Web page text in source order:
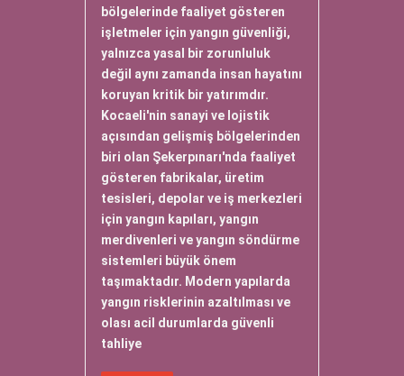
bölgelerinde faaliyet gösteren
işletmeler için yangın güvenliği,
yalnızca yasal bir zorunluluk
değil aynı zamanda insan hayatını
koruyan kritik bir yatırımdır.
Kocaeli'nin sanayi ve lojistik
açısından gelişmiş bölgelerinden
biri olan Şekerpınarı'nda faaliyet
gösteren fabrikalar, üretim
tesisleri, depolar ve iş merkezleri
için yangın kapıları, yangın
merdivenleri ve yangın söndürme
sistemleri büyük önem
taşımaktadır. Modern yapılarda
yangın risklerinin azaltılması ve
olası acil durumlarda güvenli
tahliye